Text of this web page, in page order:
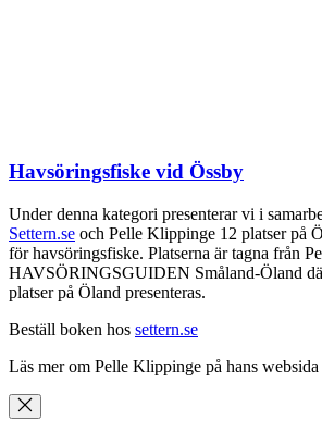
Havsöringsfiske vid Össby
Under denna kategori presenterar vi i
Settern.se och Pelle Klippinge 12 platser på
för havsöringsfiske. Platserna är tagna från
HAVSÖRINGSGUIDEN Småland-Öland
platser på Öland presenteras.
Beställ boken hos settern.se
Läs mer om Pelle Klippinge på hans websida